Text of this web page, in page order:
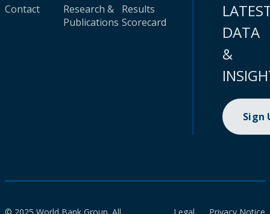
Contact
Research &
Publications
Results
Scorecard
DATA
&
Sign